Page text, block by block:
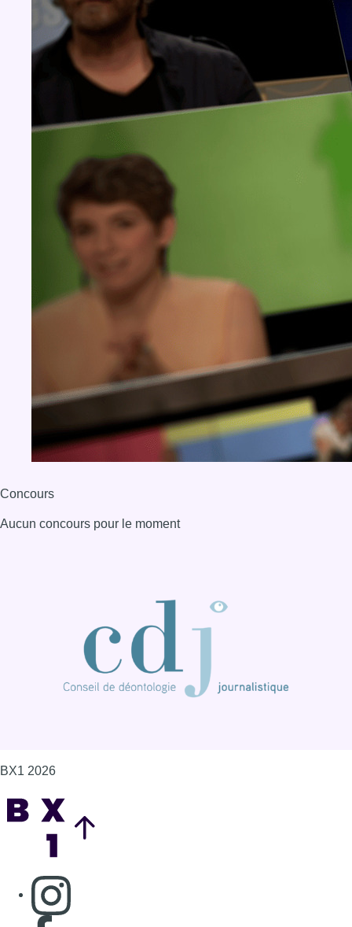
Concours
Aucun concours pour le moment
BX1 2026
Consulter page Instagram
Consulter page Facebook